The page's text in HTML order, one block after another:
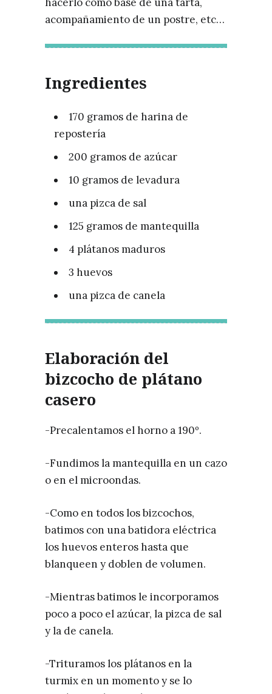
acompañamiento de un postre, etc…
Ingredientes
170 gramos de harina de
repostería
200 gramos de azúcar
10 gramos de levadura
una pizca de sal
125 gramos de mantequilla
4 plátanos maduros
3 huevos
una pizca de canela
Elaboración del
bizcocho de plátano
casero
-Precalentamos el horno a 190º.
-Fundimos la mantequilla en un cazo
o en el microondas.
-Como en todos los bizcochos,
batimos con una batidora eléctrica
los huevos enteros hasta que
blanqueen y doblen de volumen.
-Mientras batimos le incorporamos
poco a poco el azúcar, la pizca de sal
y la de canela.
-Trituramos los plátanos en la
turmix en un momento y se lo